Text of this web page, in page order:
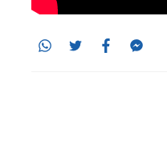
Whatsapp
TwitterFacebook